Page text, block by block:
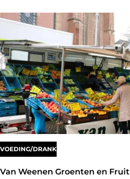
r
b
e
r
s
h
o
p
Van Weenen Groenten en Fruit
VOEDING/DRANK